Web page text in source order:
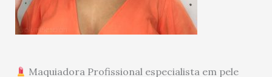
Maquiadora Profissional especialista em pele